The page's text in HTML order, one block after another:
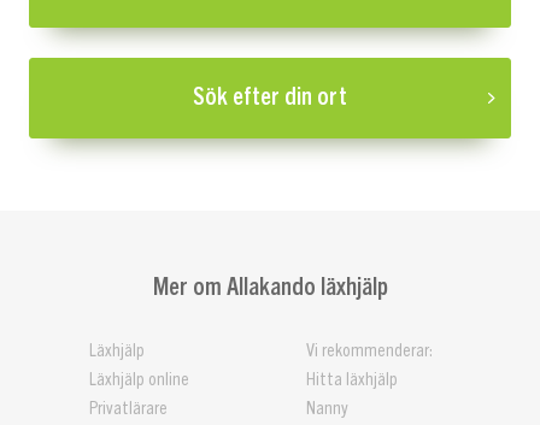
Sök efter din ort
Mer om Allakando läxhjälp
Läxhjälp
Läxhjälp online
Privatlärare
Vi rekommenderar:
Hitta läxhjälp
Nanny